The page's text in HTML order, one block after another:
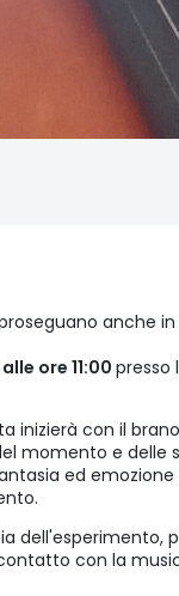
anche
ore 11:00 presso
inizierà con il
momento e delle
ed
dell'esperimento,
con la